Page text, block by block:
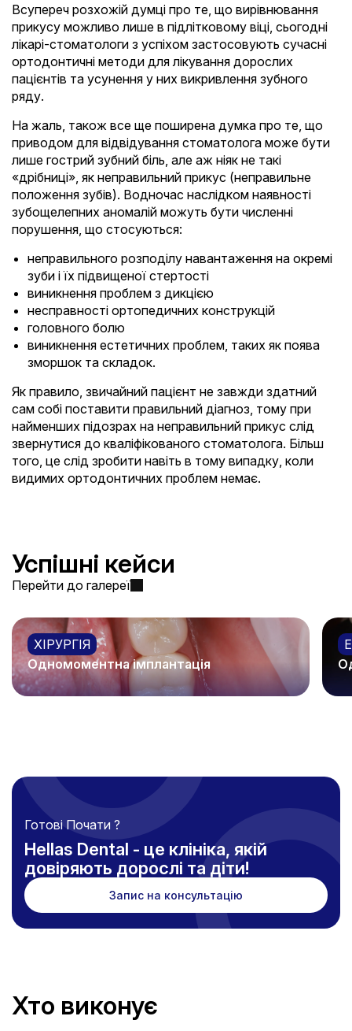
Всупереч розхожій думці про те, що вирівнювання
прикусу можливо лише в підлітковому віці, сьогодні
лікарі-стоматологи з успіхом застосовують сучасні
ортодонтичні методи для лікування дорослих
пацієнтів та усунення у них викривлення зубного
ряду.
На жаль, також все ще поширена думка про те, що
приводом для відвідування стоматолога може бути
лише гострий зубний біль, але аж ніяк не такі
«дрібниці», як неправильний прикус (неправильне
положення зубів). Водночас наслідком наявності
зубощелепних аномалій можуть бути численні
порушення, що стосуються:
неправильного розподілу навантаження на окремі
зуби і їх підвищеної стертості
виникнення проблем з дикцією
несправності ортопедичних конструкцій
головного болю
виникнення естетичних проблем, таких як поява
зморшок та складок.
Як правило, звичайний пацієнт не завжди здатний
сам собі поставити правильний діагноз, тому при
найменших підозрах на неправильний прикус слід
звернутися до кваліфікованого стоматолога. Більш
того, це слід зробити навіть в тому випадку, коли
видимих ортодонтичних проблем немає.
Успішні кейси
Перейти до галереї
ХІРУРГІЯ
Одномоментна імплантація
Детальніше
Готові Почати ?
Hellas Dental - це клініка, якій
довіряють дорослі та діти!
Запис на консультацію
Хто виконує